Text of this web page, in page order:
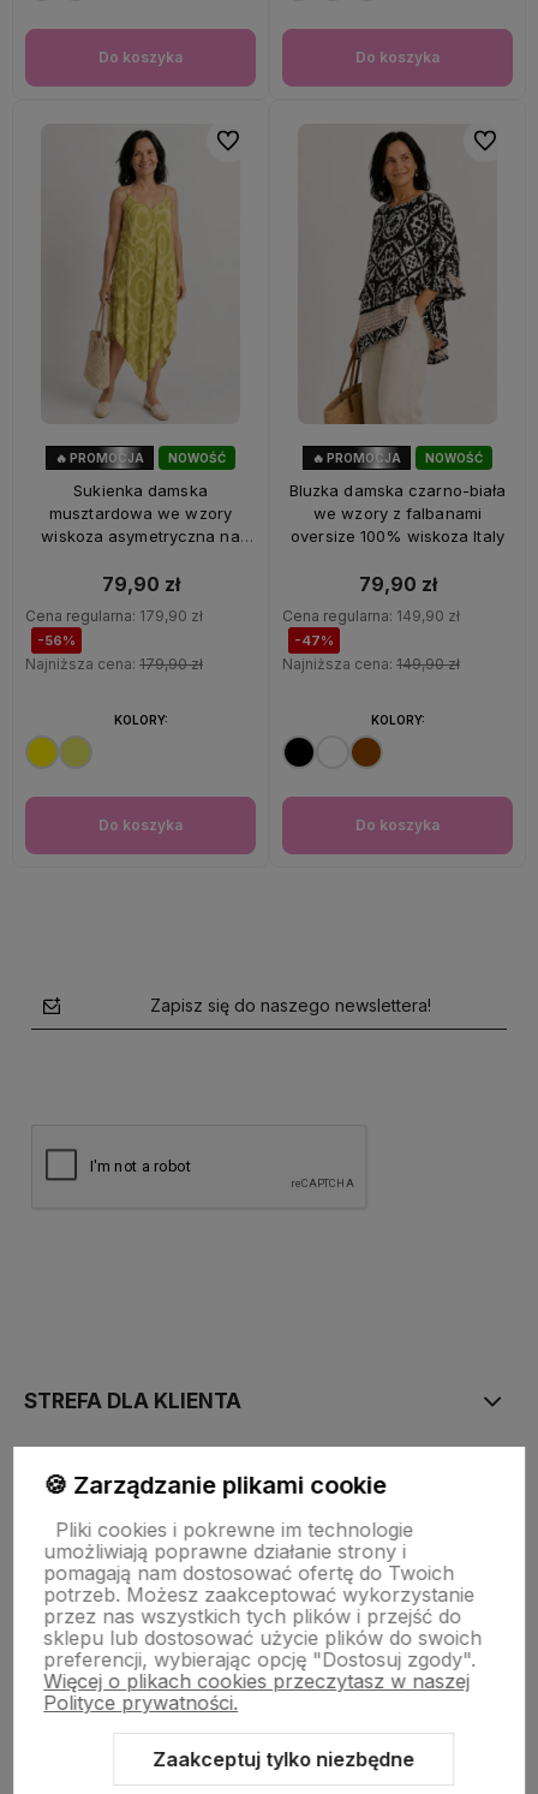
Do koszyka Do koszyka
NOWOŚĆ
🔥 PROMOCJA
Sukienka damska
musztardowa we wzory
wiskoza asymetryczna na
79,90 zł
Cena regularna: 179,90 zł
-56%
Najniższa cena: 179,90 zł
Do koszyka
KOLORY:
Do ulubionych
NOWOŚĆ
🔥 PROMOCJA
Bluzka damska czarno-biała
we wzory z falbanami
oversize 100% wiskoza Italy
79,90 zł
Cena regularna: 149,90 zł
-47%
Najniższa cena: 149,90 zł
Do koszyka
KOLORY:
Do
Zapisz się do naszego newslettera!
STREFA DLA KLIENTA
PŁATNOŚĆ I DOSTAWA
STRONY INFORMACYJNE
POMOC DLA KLIENTA
🍪 Zarządzanie plikami cookie
Pliki cookies i pokrewne im technologie
umożliwiają poprawne działanie strony i
pomagają nam dostosować ofertę do Twoich
potrzeb. Możesz zaakceptować wykorzystanie
przez nas wszystkich tych plików i przejść do
sklepu lub dostosować użycie plików do swoich
preferencji, wybierając opcję "Dostosuj zgody".
Więcej o plikach cookies przeczytasz w naszej
Polityce prywatności.
Zaakceptuj tylko niezbędne